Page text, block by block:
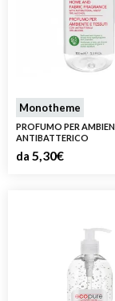
Monotheme
PROFUMO PER
ANTIBATTERICO
da 5,30€